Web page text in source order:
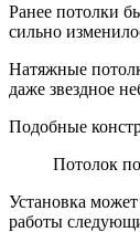
Ранее потолки
сильно
Натяжные
даже звездное
Подобные
Потолок
Установка
работы